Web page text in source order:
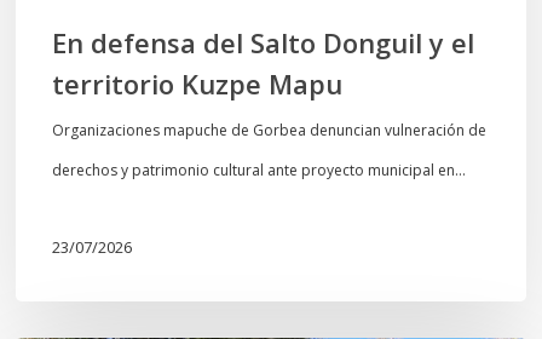
En defensa del Salto Donguil y el
territorio Kuzpe Mapu
Organizaciones mapuche de Gorbea denuncian vulneración de
derechos y patrimonio cultural ante proyecto municipal en…
23/07/2026